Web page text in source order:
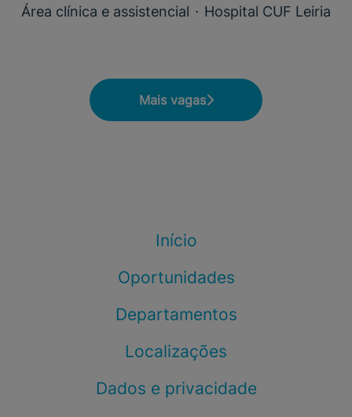
Área clínica e assistencial · Hospital CUF Leiria
Mais vagas
Início
Oportunidades
Departamentos
Localizações
Dados e privacidade